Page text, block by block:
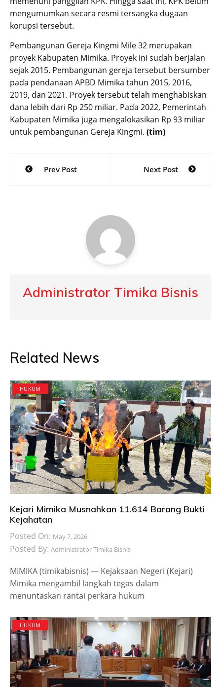
mengumumkan secara resmi tersangka dugaan
korupsi tersebut.
Pembangunan Gereja Kingmi Mile 32 merupakan
proyek Kabupaten Mimika. Proyek ini sudah berjalan
sejak 2015. Pembangunan gereja tersebut bersumber
pada pendanaan APBD Mimika tahun 2015, 2016,
2019, dan 2021. Proyek tersebut telah menghabiskan
dana lebih dari Rp 250 miliar. Pada 2022, Pemerintah
Kabupaten Mimika juga mengalokasikan Rp 93 miliar
untuk pembangunan Gereja Kingmi. (tim)
Post
navigation
Prev Post Next Post
Administrator Timika Bisnis
Related News
HUKUM
Kejari Mimika Musnahkan 11.614 Barang Bukti
Kejahatan
Posted On: May 7, 2026
Posted By: Administrator Timika Bisnis
​MIMIKA (timikabisnis) — Kejaksaan Negeri (Kejari)
Mimika mengambil langkah tegas dalam
menuntaskan rantai perkara hukum
HUKUM